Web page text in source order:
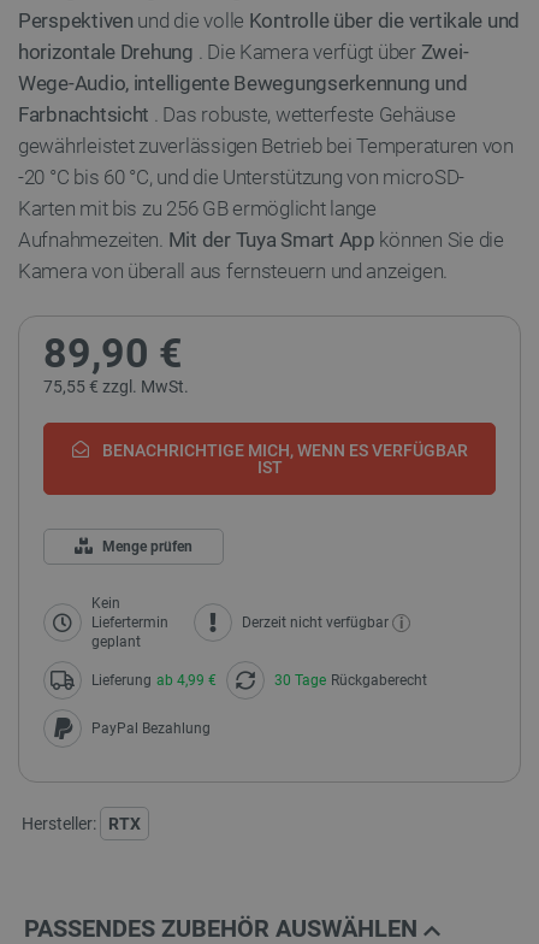
Perspektiven und die volle Kontrolle über die vertikale und
horizontale Drehung . Die Kamera verfügt über Zwei-
Wege-Audio, intelligente Bewegungserkennung und
Farbnachtsicht . Das robuste, wetterfeste Gehäuse
gewährleistet zuverlässigen Betrieb bei Temperaturen von
-20 °C bis 60 °C, und die Unterstützung von microSD-
Karten mit bis zu 256 GB ermöglicht lange
Aufnahmezeiten. Mit der Tuya Smart App können Sie die
Kamera von überall aus fernsteuern und anzeigen.
89,90 €
75,55 € zzgl. MwSt.
BENACHRICHTIGE MICH, WENN ES VERFÜGBAR
IST
Menge prüfen
Kein
Liefertermin
geplant
Derzeit nicht verfügbar i
Lieferung ab 4,99 € 30 Tage Rückgaberecht
PayPal Bezahlung
Hersteller: RTX
PASSENDES ZUBEHÖR AUSWÄHLEN